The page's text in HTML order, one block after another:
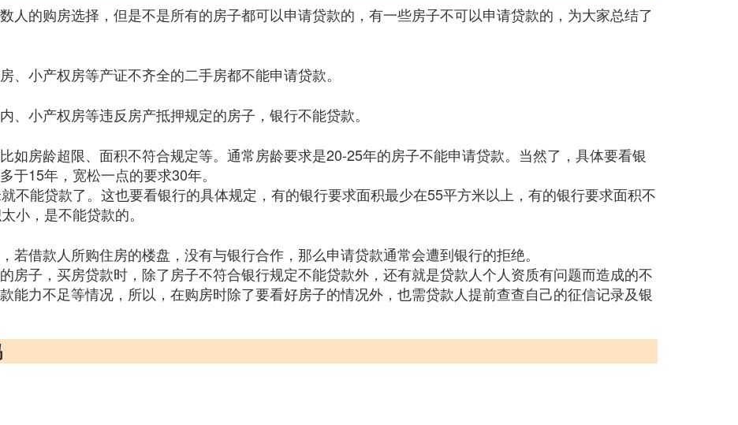
人的购房选择，但是不是所有的房子都可以申请贷款的，有一些房子不可以申请贷款的，为大家总结了
、小产权房等产证不齐全的二手房都不能申请贷款。
、小产权房等违反房产抵押规定的房子，银行不能贷款。
如房龄超限、面积不符合规定等。通常房龄要求是20-25年的房子不能申请贷款。当然了，具体要看银
于15年，宽松一点的要求30年。
不能贷款了。这也要看银行的具体规定，有的银行要求面积最少在55平方米以上，有的银行要求面积不
小，是不能贷款的。
若借款人所购住房的楼盘，没有与银行合作，那么申请贷款通常会遭到银行的拒绝。
房子，买房贷款时，除了房子不符合银行规定不能贷款外，还有就是贷款人个人资质有问题而造成的不
能力不足等情况，所以，在购房时除了要看好房子的情况外，也需贷款人提前查查自己的征信记录及银